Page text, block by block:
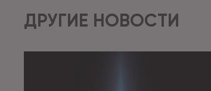
ДРУГИЕ НОВОСТИ